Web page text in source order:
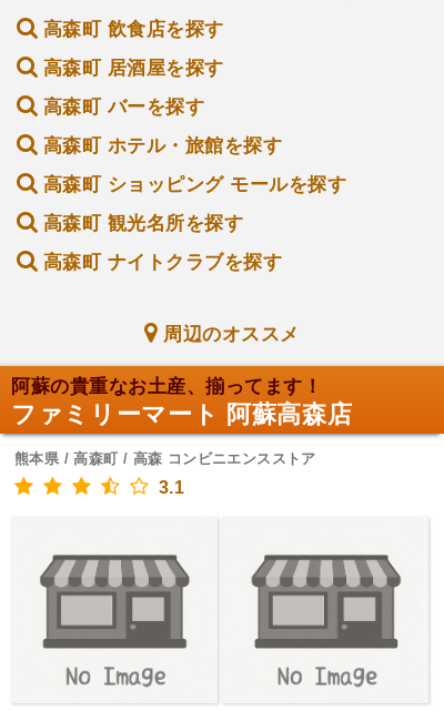
高森町 飲食店を探す
高森町 居酒屋を探す
高森町 バーを探す
高森町 ホテル・旅館を探す
高森町 ショッピング モールを探す
高森町 観光名所を探す
高森町 ナイトクラブを探す
周辺のオススメ
阿蘇の貴重なお土産、揃ってます！
ファミリーマート 阿蘇高森店
熊本県 / 高森町 / 高森 コンビニエンスストア
3.1